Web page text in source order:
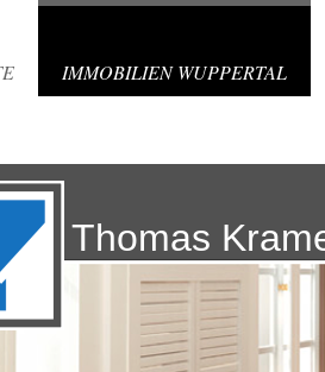
IMMOBILIEN WUPPERTAL
Thomas